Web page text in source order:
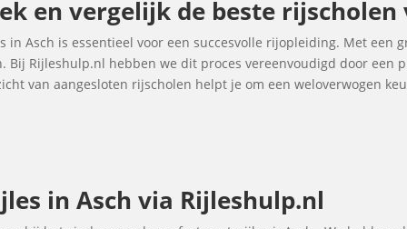
en vergelijk de beste
Asch is essentieel voor een succesvolle rijopleiding. Met een
Bij Rijleshulp.nl hebben we dit proces vereenvoudigd door een
van aangesloten rijscholen helpt je om een weloverwogen
in Asch via Rijleshulp.nl